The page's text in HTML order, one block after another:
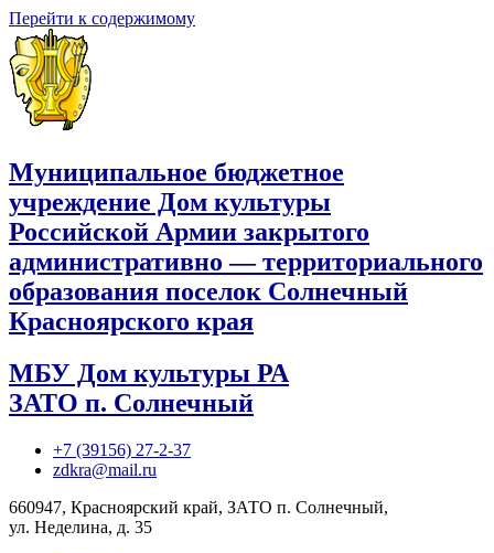
Перейти к содержимому
Муниципальное бюджетное
учреждение Дом культуры
Российской Армии закрытого
административно — территориального
образования поселок Солнечный
Красноярского края
МБУ Дом культуры РА
ЗАТО п. Солнечный
+7 (39156) 27-2-37
zdkra@mail.ru
660947, Красноярский край, ЗАТО п. Солнечный,
ул. Неделина, д. 35